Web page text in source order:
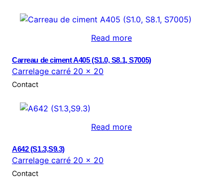
Read more
Carreau de ciment A405 (S1.0, S8.1, S7005)
Carrelage carré 20 × 20
Contact
Read more
A642 (S1.3,S9.3)
Carrelage carré 20 × 20
Contact